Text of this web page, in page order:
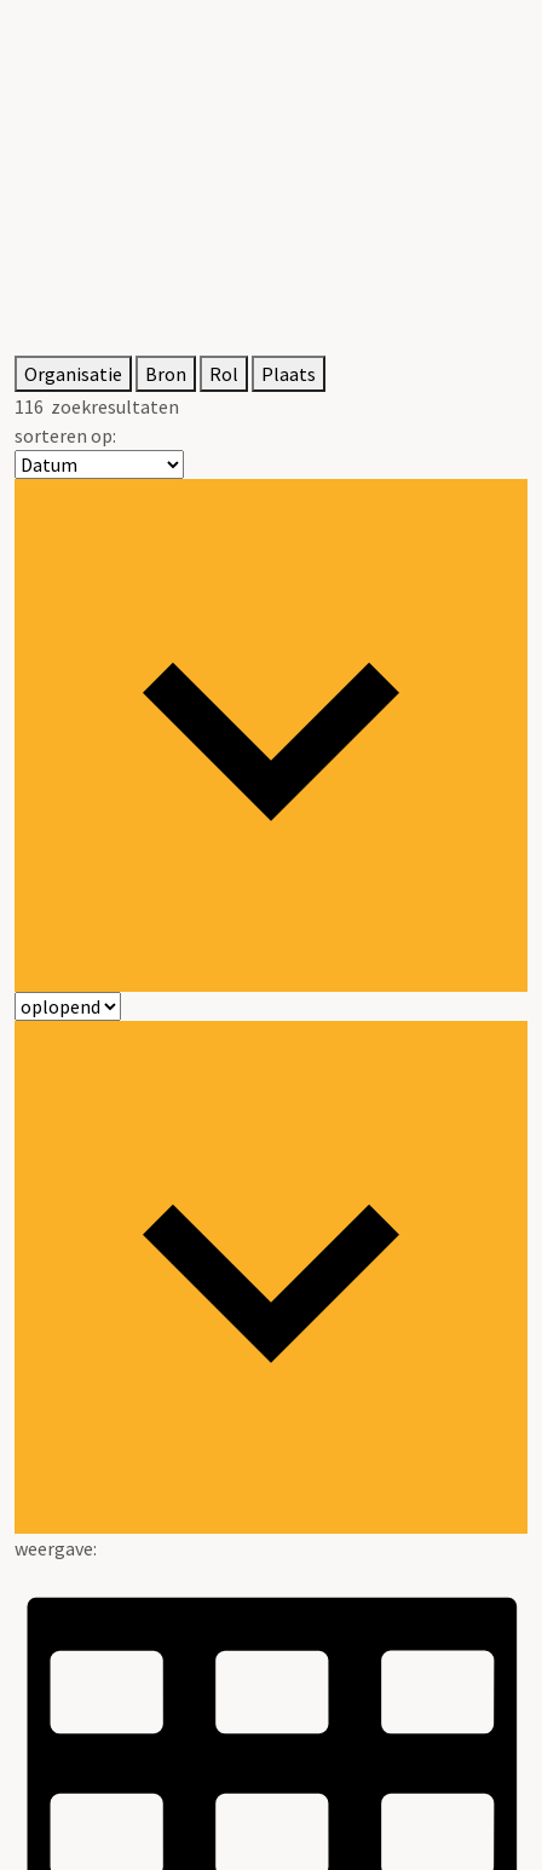
Organisatie Bron Rol
Plaats
116 zoekresultaten
sorteren op:
weergave: